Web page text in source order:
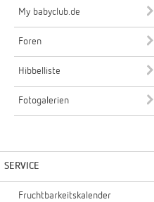
My babyclub.de
Foren
Hibbelliste
Fotogalerien
SERVICE
Fruchtbarkeitskalender